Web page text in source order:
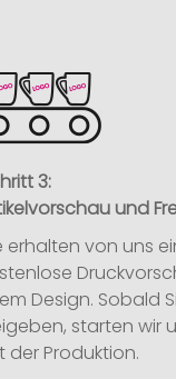
3:
und
erhalten von uns
Design. Sobald
starten wir
der Produktion.